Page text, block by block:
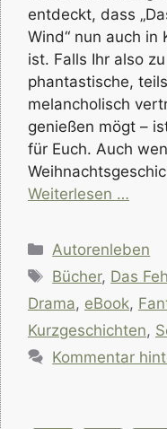
entdeckt, dass
Wind“ nun auch
ist. Falls Ihr also
phantastische,
melancholisch
genießen mögt –
für Euch. Auch
Weiterlesen …
Kategorien
Autorenleben
Schlagwörter
Bücher, Das
Drama, eBook,
Kurzgeschichten,
Kommentar